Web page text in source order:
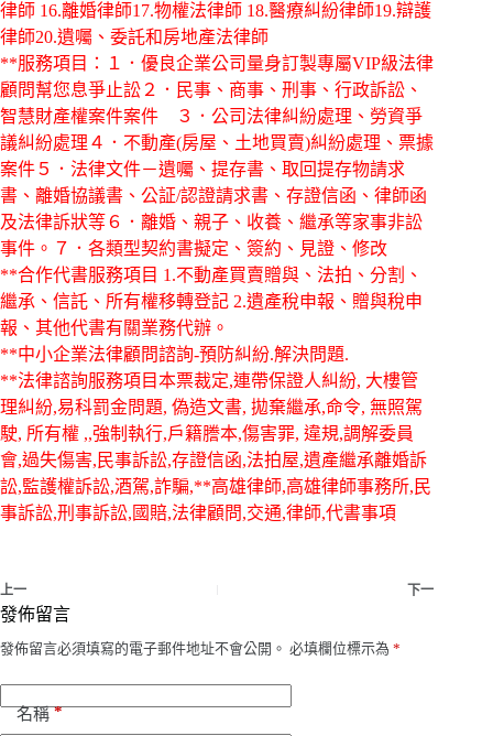
律師 16.離婚律師17.物權法律師 18.醫療糾紛律師19.辯護
律師20.遺囑、委託和房地產法律師
**服務項目：１．優良企業公司量身訂製專屬VIP級法律
顧問幫您息爭止訟２．民事、商事、刑事、行政訴訟、
智慧財產權案件案件 ３．公司法律糾紛處理、勞資爭
議糾紛處理４．不動產(房屋、土地買賣)糾紛處理、票據
案件５．法律文件－遺囑、提存書、取回提存物請求
書、離婚協議書、公証/認證請求書、存證信函、律師函
及法律訴狀等６．離婚、親子、收養、繼承等家事非訟
事件。７．各類型契約書擬定、簽約、見證、修改
**合作代書服務項目 1.不動產買賣贈與、法拍、分割、
繼承、信託、所有權移轉登記 2.遺產稅申報、贈與稅申
報、其他代書有關業務代辦。
**中小企業法律顧問諮詢-預防糾紛.解決問題.
**法律諮詢服務項目本票裁定,連帶保證人糾紛, 大樓管
理糾紛,易科罰金問題, 偽造文書, 拋棄繼承,命令, 無照駕
駛, 所有權 ,,強制執行,戶籍謄本,傷害罪, 違規,調解委員
會,過失傷害,民事訴訟,存證信函,法拍屋,遺產繼承離婚訴
訟,監護權訴訟,酒駕,詐騙,**高雄律師,高雄律師事務所,民
事訴訟,刑事訴訟,國賠,法律顧問,交通,律師,代書事項
上一 下一
發佈留言
發佈留言必須填寫的電子郵件地址不會公開。 必填欄位標示為 *
名稱*